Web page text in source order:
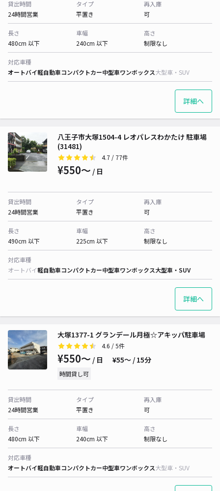
貸出時間
24時間営業
タイプ
平置き
再入庫
可
長さ
480cm 以下
車幅
240cm 以下
高さ
制限なし
対応車種
オートバイ軽自動車コンパクトカー中型車ワンボックス大型車・SUV
詳細へ
八王子市大塚1504-4 レオパレスわかたけ 駐車場
(31481)
4.7 / 77件
¥550〜 / 日
貸出時間
24時間営業
タイプ
平置き
再入庫
可
長さ
490cm 以下
車幅
225cm 以下
高さ
制限なし
対応車種
オートバイ軽自動車コンパクトカー中型車ワンボックス大型車・SUV
詳細へ
大塚1377-1 グランデール月極☆アキッパ駐車場
4.6 / 5件
¥550〜 / 日 ¥55〜 / 15分
時間貸し可
貸出時間
24時間営業
タイプ
平置き
再入庫
可
長さ
480cm 以下
車幅
240cm 以下
高さ
制限なし
対応車種
オートバイ軽自動車コンパクトカー中型車ワンボックス大型車・SUV